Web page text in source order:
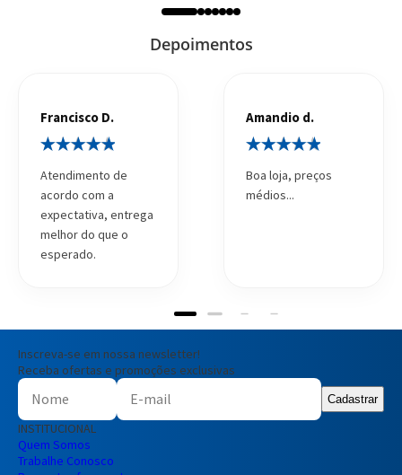
Depoimentos
Atendimento de
acordo com a
expectativa, entrega
melhor do que o
esperado.
Francisco D.
Boa loja, preços
médios...
Amandio d.
Inscreva-se em nossa newsletter!
Receba ofertas e promoções exclusivas
Cadastrar
INSTITUCIONAL
Quem Somos
Trabalhe Conosco